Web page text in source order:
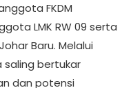
FKDM
LMK RW 09 serta
Baru. Melalui
saling bertukar
dan potensi